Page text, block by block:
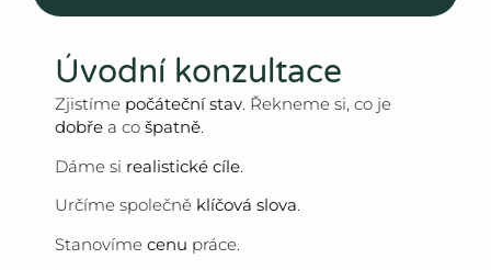
Úvodní konzultace
Zjistíme počáteční stav. Řekneme si, co je
dobře a co špatně.
Dáme si realistické cíle.
Určíme společně klíčová slova.
Stanovíme cenu práce.